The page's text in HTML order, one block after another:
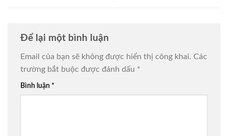
Để lại một bình luận
Email của bạn sẽ không được hiển thị công khai. Các
trường bắt buộc được đánh dấu *
Bình luận *